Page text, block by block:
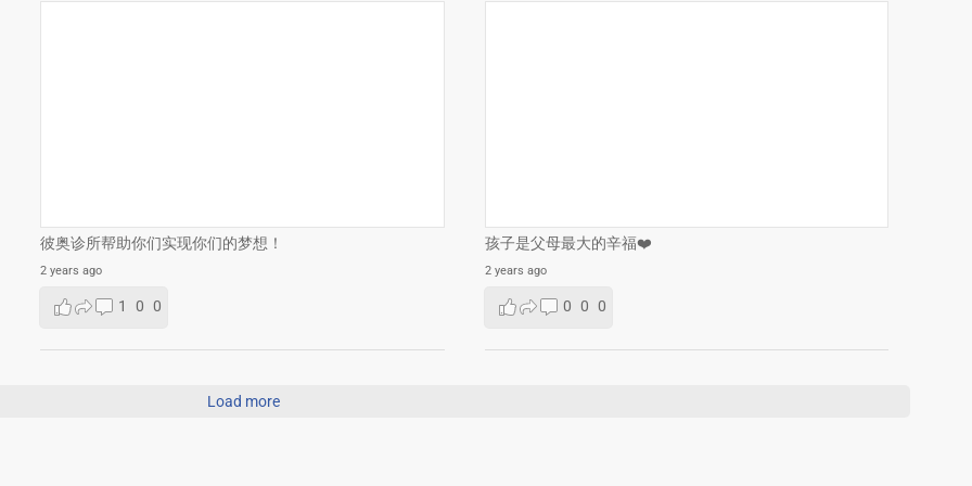
彼奥诊所帮助你们实现你们的梦想！
2 years ago
1 0 0
孩子是父母最大的辛福❤️
2 years ago
0 0 0
Load more